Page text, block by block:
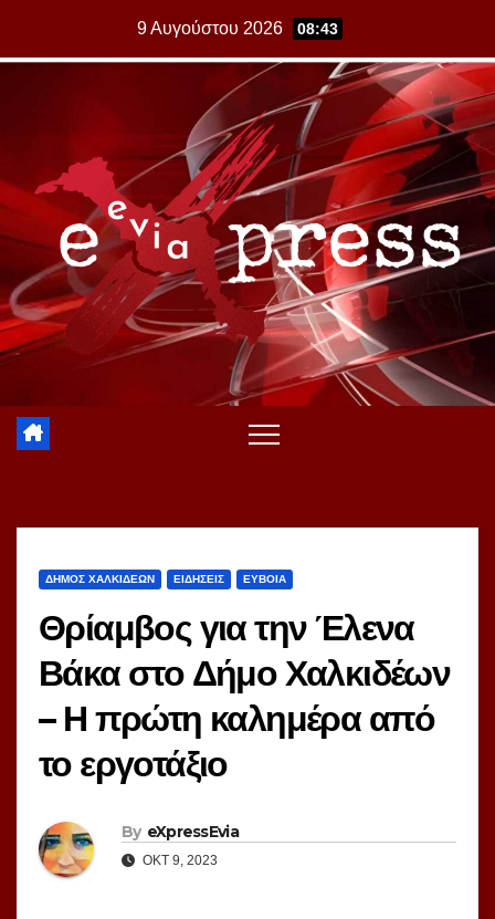
9 Αυγούστου 2026 08:43
ΔΗΜΟΣ ΧΑΛΚΙΔΕΩΝ ΕΙΔΗΣΕΙΣ ΕΥΒΟΙΑ
Θρίαμβος για την Έλενα
Βάκα στο Δήμο Χαλκιδέων
– Η πρώτη καλημέρα από
το εργοτάξιο
By eXpressEvia
ΟΚΤ 9, 2023